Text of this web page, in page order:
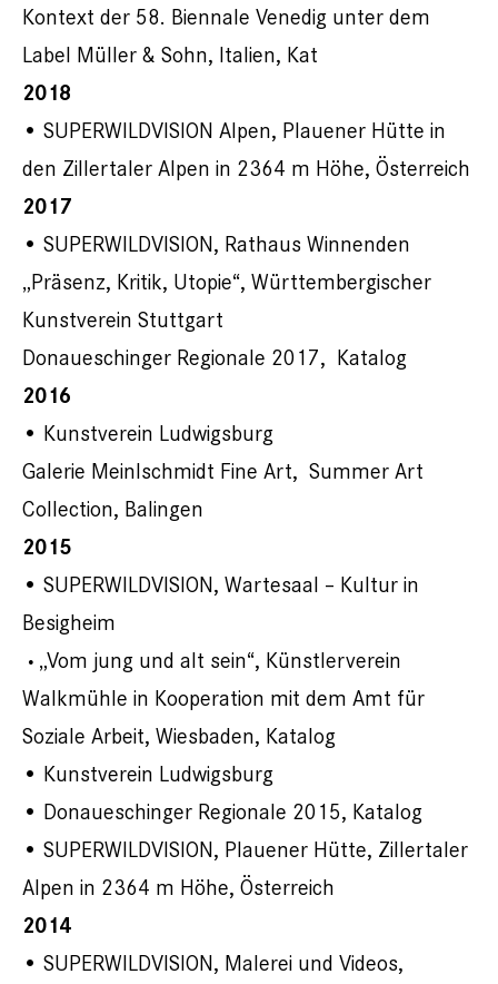
Kontext der 58. Biennale Venedig unter dem
Label Müller & Sohn, Italien, Kat
2018
• SUPERWILDVISION Alpen, Plauener Hütte in
den Zillertaler Alpen in 2364 m Höhe, Österreich
2017
• SUPERWILDVISION, Rathaus Winnenden
„Präsenz, Kritik, Utopie“, Württembergischer
Kunstverein Stuttgart
Donaueschinger Regionale 2017, Katalog
2016
• Kunstverein Ludwigsburg
Galerie Meinlschmidt Fine Art, Summer Art
Collection, Balingen
2015
• SUPERWILDVISION, Wartesaal – Kultur in
Besigheim
• „Vom jung und alt sein“, Künstlerverein
Walkmühle in Kooperation mit dem Amt für
Soziale Arbeit, Wiesbaden, Katalog
• Kunstverein Ludwigsburg
• Donaueschinger Regionale 2015, Katalog
• SUPERWILDVISION, Plauener Hütte, Zillertaler
Alpen in 2364 m Höhe, Österreich
2014
• SUPERWILDVISION, Malerei und Videos,